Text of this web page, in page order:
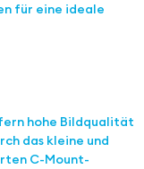
für eine ideale
hohe Bildqualität
das kleine und
C-Mount-